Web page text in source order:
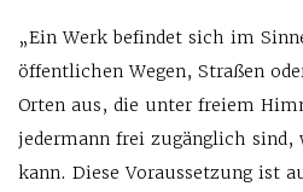
„Ein Werk befindet sich im
öffentlichen Wegen, Straßen
Orten aus, die unter freiem
jedermann frei zugänglich sind,
kann. Diese Voraussetzung ist